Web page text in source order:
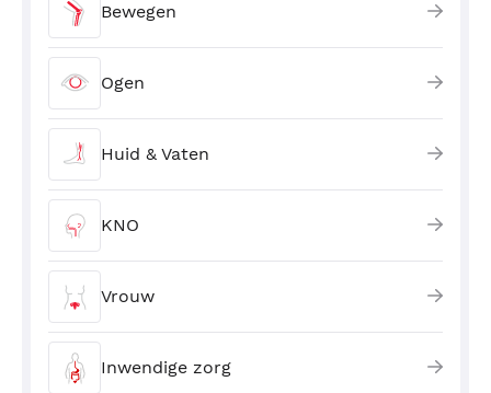
Bewegen
Ogen
Huid & Vaten
KNO
Vrouw
Inwendige zorg